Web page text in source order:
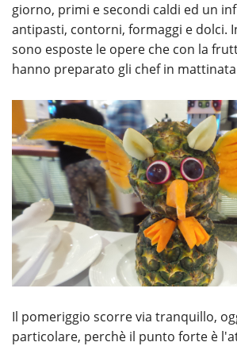
giorno, primi e secondi caldi ed un
antipasti, contorni, formaggi e dolci.
sono esposte le opere che con la
hanno preparato gli chef in
Il pomeriggio scorre via tranquillo,
particolare, perchè il punto forte è